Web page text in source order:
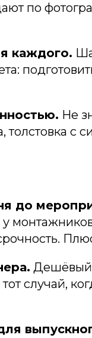
по
каждого.
Не
с
до
Дешёвый
случай,